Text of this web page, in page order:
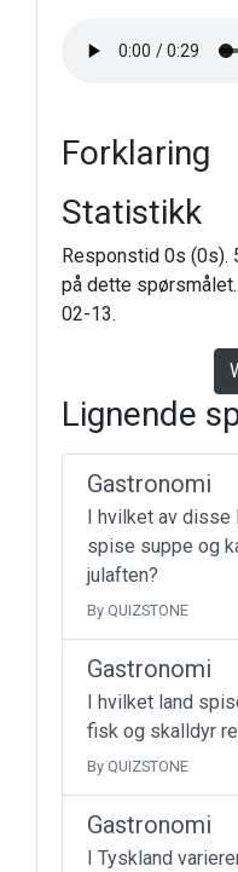
Forklaring
Statistikk
Responstid 0s (0s).
på dette
02-13.
Lignende
Gastronomi
I hvilket av disse
spise suppe og
julaften?
By QUIZSTONE
Gastronomi
I hvilket land
fisk og skalldyr
By QUIZSTONE
Gastronomi
I Tyskland